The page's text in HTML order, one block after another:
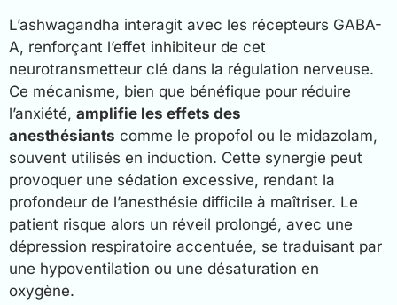
L’ashwagandha interagit avec les récepteurs GABA-
A, renforçant l’effet inhibiteur de cet
neurotransmetteur clé dans la régulation nerveuse.
Ce mécanisme, bien que bénéfique pour réduire
l’anxiété, amplifie les effets des
anesthésiants comme le propofol ou le midazolam,
souvent utilisés en induction. Cette synergie peut
provoquer une sédation excessive, rendant la
profondeur de l’anesthésie difficile à maîtriser. Le
patient risque alors un réveil prolongé, avec une
dépression respiratoire accentuée, se traduisant par
une hypoventilation ou une désaturation en
oxygène.